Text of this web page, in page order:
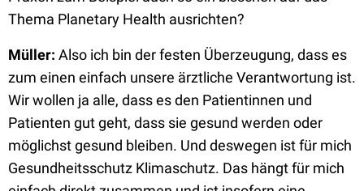
Thema Planetary Health ausrichten?
Müller: Also ich bin der festen Überzeugung, dass es
zum einen einfach unsere ärztliche Verantwortung ist.
Wir wollen ja alle, dass es den Patientinnen und
Patienten gut geht, dass sie gesund werden oder
möglichst gesund bleiben. Und deswegen ist für mich
Gesundheitsschutz Klimaschutz. Das hängt für mich